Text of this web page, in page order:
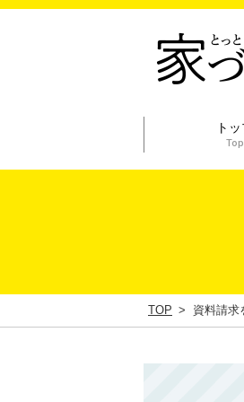
ト
Top
TOP 資料請求